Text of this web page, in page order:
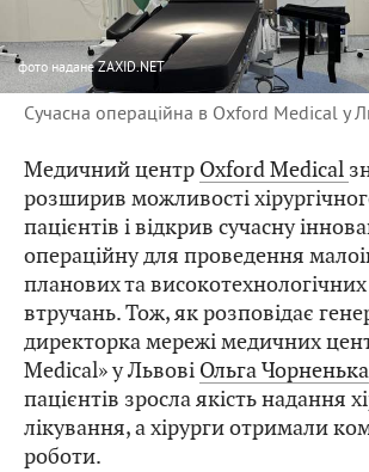
фото надане ZAXID.NET
Сучасна операційна в Oxford Medical у
Медичний центр Oxford Medical
розширив можливості
пацієнтів і відкрив сучасну
операційну для проведення
планових та
втручань. Тож, як розповідає
директорка мережі медичних
Medical» у Львові Ольга Чорненька
пацієнтів зросла якість надання
лікування, а хірурги отримали
роботи.